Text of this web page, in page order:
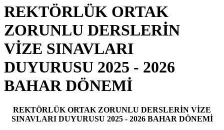
REKTÖRLÜK ORTAK
ZORUNLU DERSLERİN
VİZE SINAVLARI
DUYURUSU 2025 - 2026
BAHAR DÖNEMİ
REKTÖRLÜK ORTAK ZORUNLU DERSLERİN VİZE
SINAVLARI DUYURUSU 2025 - 2026 BAHAR DÖNEMİ